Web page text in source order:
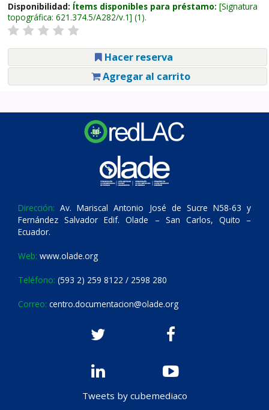
Disponibilidad: Ítems disponibles para préstamo: Signatura
topográfica: 621.374.5/A282/v.1 (1).
Hacer reserva
Agregar al carrito
Dirección: Av. Mariscal Antonio José de Sucre N58-63 y
Fernández Salvador Edif. Olade – San Carlos, Quito –
Ecuador.
Web: www.olade.org
Teléfono: (593 2) 259 8122 / 2598 280
Correo: centro.documentacion@olade.org
Tweets by cubemediaco